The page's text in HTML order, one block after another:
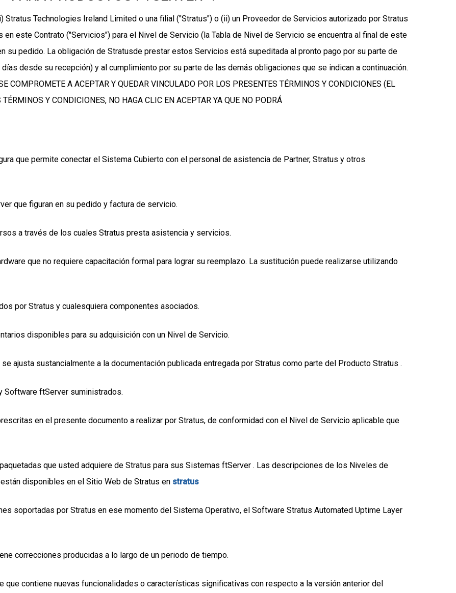
Stratus Technologies Ireland Limited o una filial ("Stratus") o (ii) un Proveedor de Servicios autorizado por Stratus
este Contrato ("Servicios") para el Nivel de Servicio (la Tabla de Nivel de Servicio se encuentra al final de este
su pedido. La obligación de Stratusde prestar estos Servicios está supeditada al pronto pago por su parte de
desde su recepción) y al cumplimiento por su parte de las demás obligaciones que se indican a continuación.
COMPROMETE A ACEPTAR Y QUEDAR VINCULADO POR LOS PRESENTES TÉRMINOS Y CONDICIONES (EL
Y CONDICIONES, NO HAGA CLIC EN ACEPTAR YA QUE NO PODRÁ
que permite conectar el Sistema Cubierto con el personal de asistencia de Partner, Stratus y otros
que figuran en su pedido y factura de servicio.
a través de los cuales Stratus presta asistencia y servicios.
que no requiere capacitación formal para lograr su reemplazo. La sustitución puede realizarse utilizando
por Stratus y cualesquiera componentes asociados.
disponibles para su adquisición con un Nivel de Servicio.
ajusta sustancialmente a la documentación publicada entregada por Stratus como parte del Producto Stratus .
Software ftServer suministrados.
en el presente documento a realizar por Stratus, de conformidad con el Nivel de Servicio aplicable que
que usted adquiere de Stratus para sus Sistemas ftServer . Las descripciones de los Niveles de
disponibles en el Sitio Web de Stratus en stratus
soportadas por Stratus en ese momento del Sistema Operativo, el Software Stratus Automated Uptime Layer
correcciones producidas a lo largo de un periodo de tiempo.
que contiene nuevas funcionalidades o características significativas con respecto a la versión anterior del